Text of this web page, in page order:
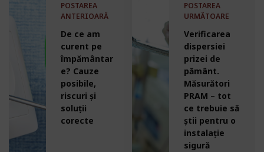
POSTAREA
ANTERIOARĂ
De ce am
curent pe
împământar
e? Cauze
posibile,
riscuri și
soluții
corecte
POSTAREA
URMĂTOARE
Verificarea
dispersiei
prizei de
pământ.
Măsurători
PRAM – tot
ce trebuie să
știi pentru o
instalație
sigură